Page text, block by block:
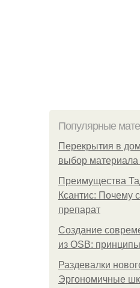
Популярные
Перекрытия в
выбор материала
Преимущества
Ксантис: Почему
препарат
Создание
из OSB:
Раздевалки
Эргономичные